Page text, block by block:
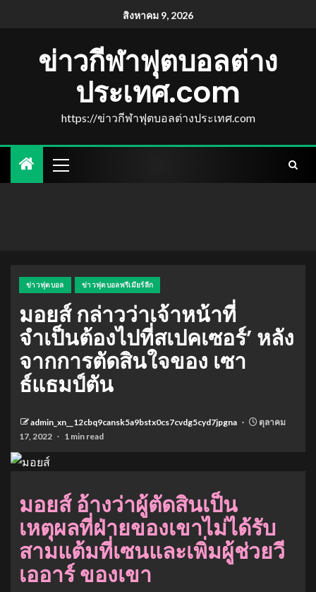
สิงหาคม 9, 2026
ข่าวกีฬาฟุตบอลต่าง
ประเทศ.com
https://ข่าวกีฬาฟุตบอลต่างประเทศ.com
ข่าวฟุตบอล ข่าวฟุตบอลพรีเมียร์ลีก
มอยส์ กล่าวว่าเจ้าหน้าที่
จำเป็นต้องไปที่สเปคเซอร์’ หลัง
จากการตัดสินใจของ เซา
ธ์แธมป์ตัน
admin_xn__12cbq9cansk5a9bstx0cs7cvdg5cyd7jpgna
ตุลาคม
17, 2022
1 min read
มอยส์ อ้างว่าผู้ตัดสินเป็น
เหตุผลที่ฝ่ายของเขาไม่ได้รับ
สามแต้มที่เซนและเพิ่มผู้ช่วยวี
เออาร์ ของเขา